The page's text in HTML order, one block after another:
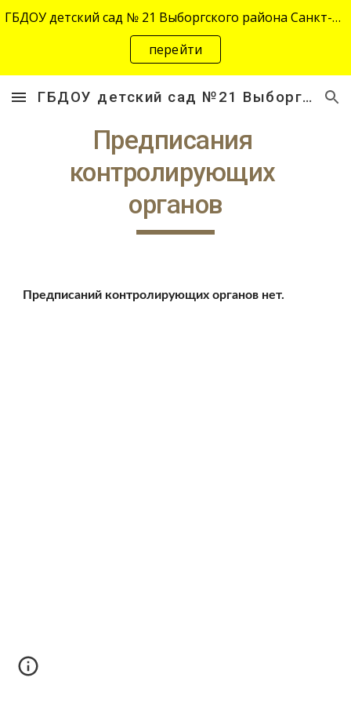
Skip to main content Skip to navigation
ГБДОУ детский сад № 21 Выборгского района Санкт-Петербурга переехал на новый адрес "site-2645.siteedu.ru".
перейти
ГБДОУ детский сад №21 Выборгского района Санкт-Петербурга
Предписания
контролирующих
органов
Предписаний контролирующих органов нет.